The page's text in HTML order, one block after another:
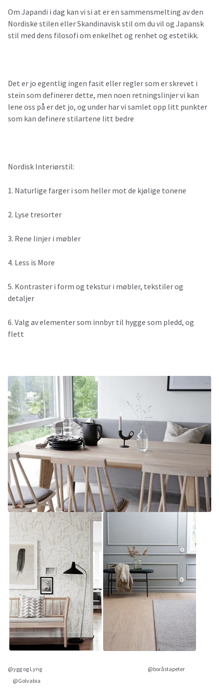
Om Japandi i dag kan vi si at er en sammensmelting av den
Nordiske stilen eller Skandinavisk stil om du vil og Japansk
stil med dens filosofi om enkelhet og renhet og estetikk.
Det er jo egentlig ingen fasit eller regler som er skrevet i
stein som definerer dette, men noen retningslinjer vi kan
lene oss på er det jo, og under har vi samlet opp litt punkter
som kan definere stilartene litt bedre
Nordisk Interiørstil:
1. Naturlige farger i som heller mot de kjølige tonene
2. Lyse tresorter
3. Rene linjer i møbler
4. Less is More
5. Kontraster i form og tekstur i møbler, tekstiler og
detaljer
6. Valg av elementer som innbyr til hygge som pledd, og
flett
@ygg og Lyng @boråstapeter
@Golvabia